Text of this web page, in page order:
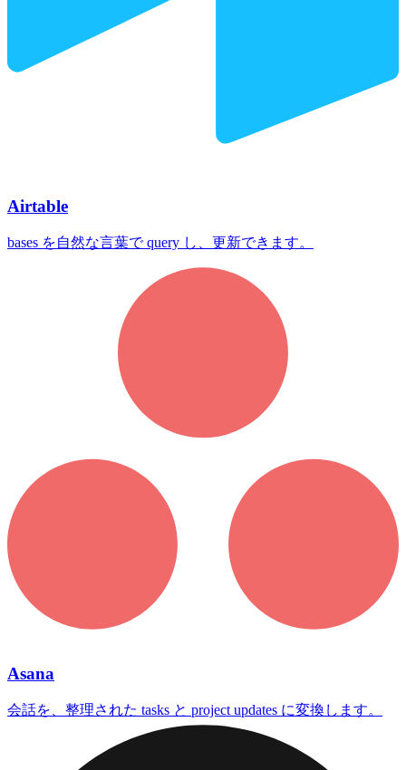
Airtable
bases を自然な言葉で query し、更新できます。
Asana
会話を、整理された tasks と project updates に変換します。